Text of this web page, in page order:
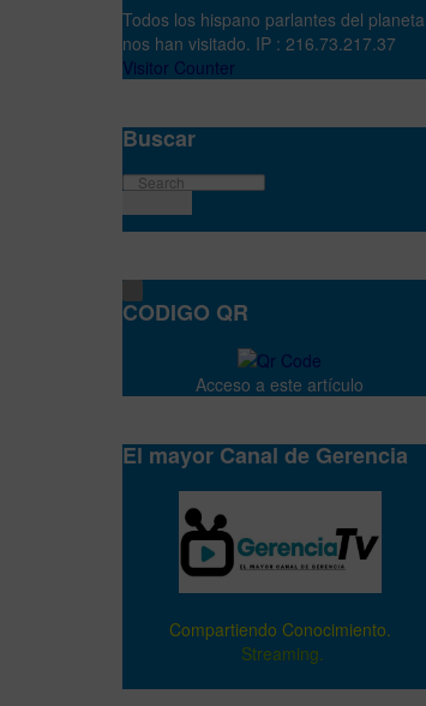
Todos los hispano parlantes del planeta
nos han visitado. IP : 216.73.217.37
Visitor Counter
Buscar
CODIGO QR
Acceso a este artículo
El mayor Canal de Gerencia
Compartiendo Conocimiento.
Streaming.